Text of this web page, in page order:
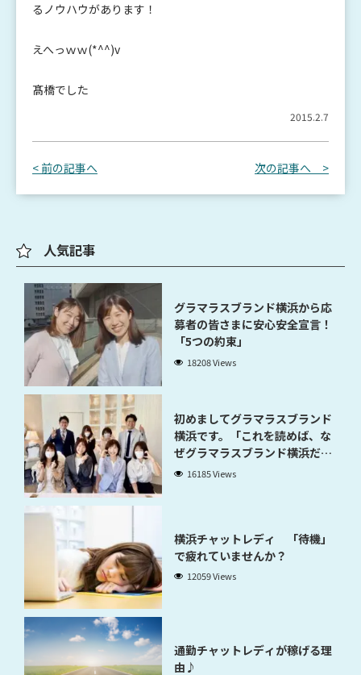
るノウハウがあります！
えへっｗｗ(*^^)v
髙橋でした
2015.2.7
< 前の記事へ 次の記事へ >
人気記事
グラマラスブランド横浜から応
募者の皆さまに安心安全宣言！
「5つの約束」
18208 Views
初めましてグラマラスブランド
横浜です。「これを読めば、な
ぜグラマラスブランド横浜だと
稼げるのかが分かります」
16185 Views
横浜チャットレディ 「待機」
で疲れていませんか？
12059 Views
通勤チャットレディが稼げる理
由♪